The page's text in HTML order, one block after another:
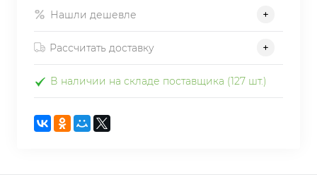
Нашли дешевле
Рассчитать доставку
В наличии на складе поставщика (127 шт.)